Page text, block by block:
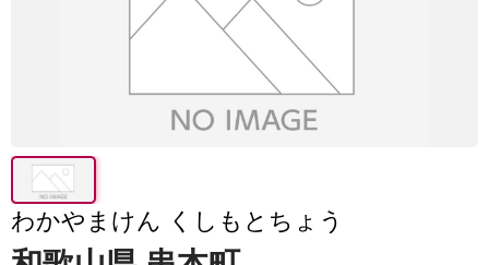
わかやまけん くしもとちょう